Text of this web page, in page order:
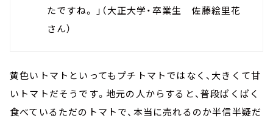
たですね。 」（大正大学・卒業生 佐藤絵里花
さん）
黄色いトマトといってもプチトマトではなく、大きくて甘
いトマトだそうです。地元の人からすると、普段ぱくぱく
食べているただのトマトで、本当に売れるのか半信半疑だ